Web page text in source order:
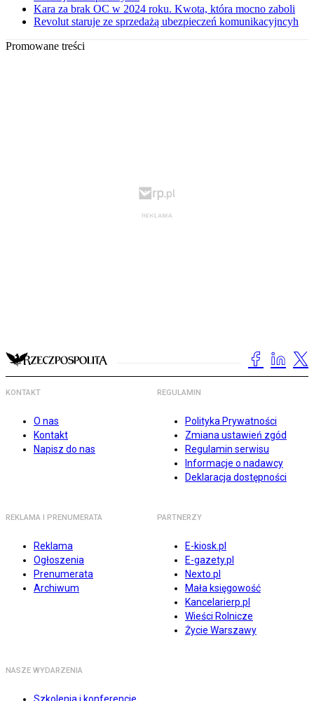
Kara za brak OC w 2024 roku. Kwota, która mocno zaboli
Revolut staruje ze sprzedażą ubezpieczeń komunikacyjncyh
Promowane treści
KONTAKT
O nas
Kontakt
Napisz do nas
REGULAMIN
Polityka Prywatności
Zmiana ustawień zgód
Regulamin serwisu
Informacje o nadawcy
Deklaracja dostępności
REKLAMA I PRENUMERATA
Reklama
Ogłoszenia
Prenumerata
Archiwum
PARTNERZY
E-kiosk.pl
E-gazety.pl
Nexto.pl
Mała księgowość
Kancelarierp.pl
Wieści Rolnicze
Życie Warszawy
NASZE WYDARZENIA